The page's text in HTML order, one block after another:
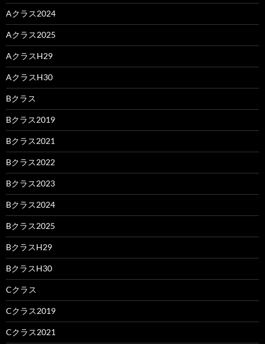
Aクラス2024
Aクラス2025
AクラスH29
AクラスH30
Bクラス
Bクラス2019
Bクラス2021
Bクラス2022
Bクラス2023
Bクラス2024
Bクラス2025
BクラスH29
BクラスH30
Cクラス
Cクラス2019
Cクラス2021